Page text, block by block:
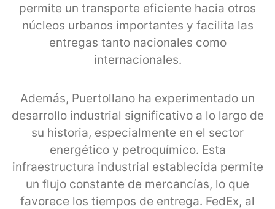
permite un transporte eficiente hacia otros
núcleos urbanos importantes y facilita las
entregas tanto nacionales como
internacionales.
Además, Puertollano ha experimentado un
desarrollo industrial significativo a lo largo de
su historia, especialmente en el sector
energético y petroquímico. Esta
infraestructura industrial establecida permite
un flujo constante de mercancías, lo que
favorece los tiempos de entrega. FedEx, al